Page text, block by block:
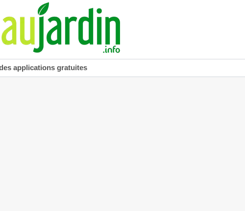
applications gratuites